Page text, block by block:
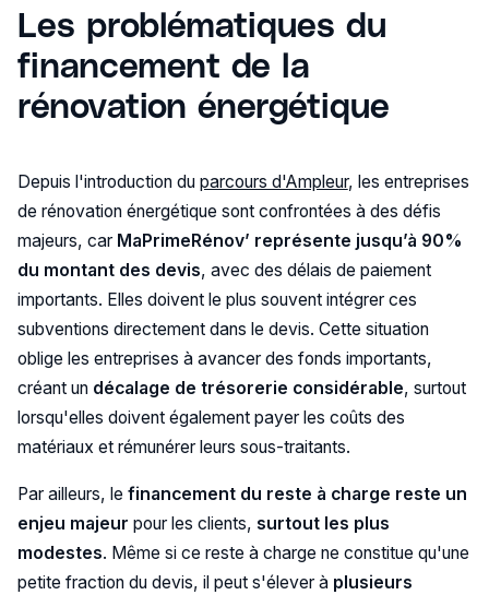
Les problématiques du
financement de la
rénovation énergétique
Depuis l'introduction du parcours d'Ampleur, les entreprises
de rénovation énergétique sont confrontées à des défis
majeurs, car MaPrimeRénov’ représente jusqu’à 90%
du montant des devis, avec des délais de paiement
importants. Elles doivent le plus souvent intégrer ces
subventions directement dans le devis. Cette situation
oblige les entreprises à avancer des fonds importants,
créant un décalage de trésorerie considérable, surtout
lorsqu'elles doivent également payer les coûts des
matériaux et rémunérer leurs sous-traitants.
Par ailleurs, le financement du reste à charge reste un
enjeu majeur pour les clients, surtout les plus
modestes. Même si ce reste à charge ne constitue qu'une
petite fraction du devis, il peut s'élever à plusieurs